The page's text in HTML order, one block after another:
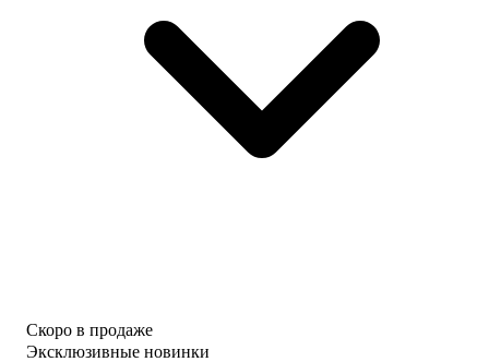
Скоро в продаже
Эксклюзивные новинки